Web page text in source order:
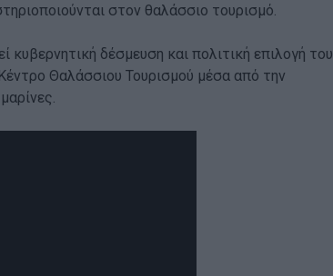
στον θαλάσσιο τουρισμό.
δέσμευση και πολιτική επιλογή του
Θαλάσσιου Τουρισμού μέσα από την